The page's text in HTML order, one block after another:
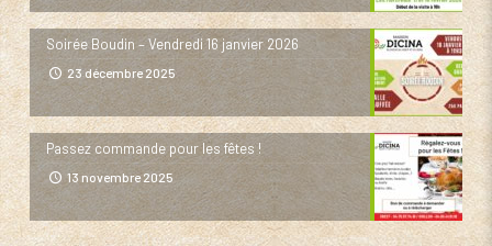
Soirée Boudin – Vendredi 16 janvier 2026
23 décembre 2025
Passez commande pour les fêtes !
13 novembre 2025